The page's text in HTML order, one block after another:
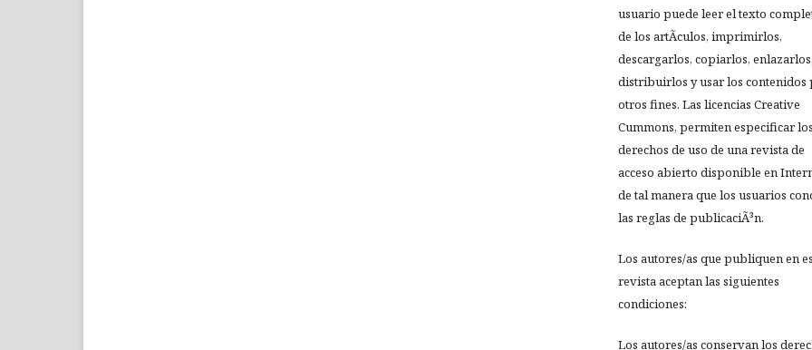
usuario puede leer el texto
de los artÃ­culos, imprimirlos,
descargarlos, copiarlos,
distribuirlos y usar los contenidos
otros fines. Las licencias Creative
Cummons, permiten especificar
derechos de uso de una revista de
acceso abierto disponible en
de tal manera que los usuarios
las reglas de publicaciÃ³n.
Los autores/as que publiquen en
revista aceptan las siguientes
condiciones:
Los autores/as conservan los